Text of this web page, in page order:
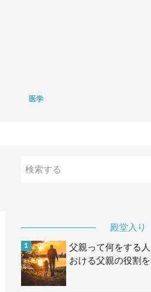
医学
殿堂入り
父親って何をする
おける父親の役割